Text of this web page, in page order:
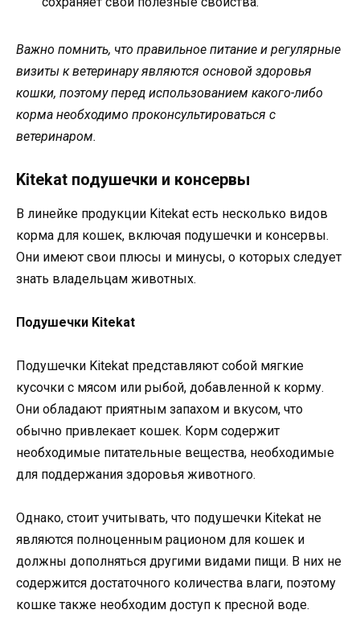
Важно помнить, что правильное питание и регулярные
визиты к ветеринару являются основой здоровья
кошки, поэтому перед использованием какого-либо
корма необходимо проконсультироваться с
ветеринаром.
Kitekat подушечки и консервы
В линейке продукции Kitekat есть несколько видов
корма для кошек, включая подушечки и консервы.
Они имеют свои плюсы и минусы, о которых следует
знать владельцам животных.
Подушечки Kitekat
Подушечки Kitekat представляют собой мягкие
кусочки с мясом или рыбой, добавленной к корму.
Они обладают приятным запахом и вкусом, что
обычно привлекает кошек. Корм содержит
необходимые питательные вещества, необходимые
для поддержания здоровья животного.
Однако, стоит учитывать, что подушечки Kitekat не
являются полноценным рационом для кошек и
должны дополняться другими видами пищи. В них не
содержится достаточного количества влаги, поэтому
кошке также необходим доступ к пресной воде.